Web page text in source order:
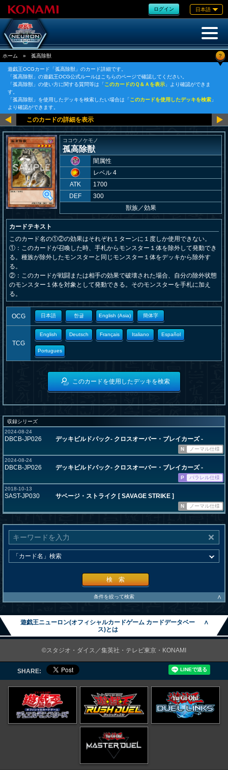
ログイン 日本語
ホーム » 孤高除獣 ?
遊戯王OCGカード「孤高除獣」のカード詳細です。
「孤高除獣」の遊戯王OCG公式ルールはこちらのページで確認してください。
「孤高除獣」の使い方に関する質問等は「このカードのＱ＆Ａを表示 」より確認ができま
す。
「孤高除獣」を使用したデッキを検索したい場合は「このカードを使用したデッキを検索 」
より確認ができます。
ココウノケモノ
孤高除獣
闇属性
レベル 4
ATK
1700
DEF
300
獣族／効果
カードテキスト
このカード名の①②の効果はそれぞれ１ターンに１度しか使用できない。
①：このカードが召喚した時、手札からモンスター１体を除外して発動でき
る。種族が除外したモンスターと同じモンスター１体をデッキから除外す
る。
②：このカードが戦闘または相手の効果で破壊された場合、自分の除外状態
のモンスター１体を対象として発動できる。そのモンスターを手札に加え
る。
OCG 日本語 한글 English (Asia) 簡体字
TCG
English Deutsch Français Italiano Español
Portugues
このカードを使用したデッキを検索
収録シリーズ
2024-08-24
DBCB-JP026 デッキビルドパック- クロスオーバー・ブレイカーズ -
N
ノーマル仕様
2024-08-24
DBCB-JP026 デッキビルドパック- クロスオーバー・ブレイカーズ -
P
パラレル仕様
2018-10-13
SAST-JP030 サベージ・ストライク [ SAVAGE STRIKE ]
N ノーマル仕様
検 索
条件を絞って検索 ∧
遊戯王ニューロン(オフィシャルカードゲーム カードデータベー
ス)とは
∧
©スタジオ・ダイス／集英社・テレビ東京・KONAMI
SHARE: